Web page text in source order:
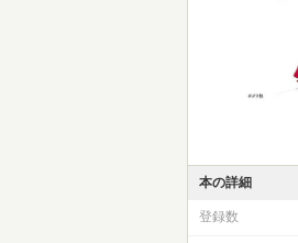
本の詳細
登録数